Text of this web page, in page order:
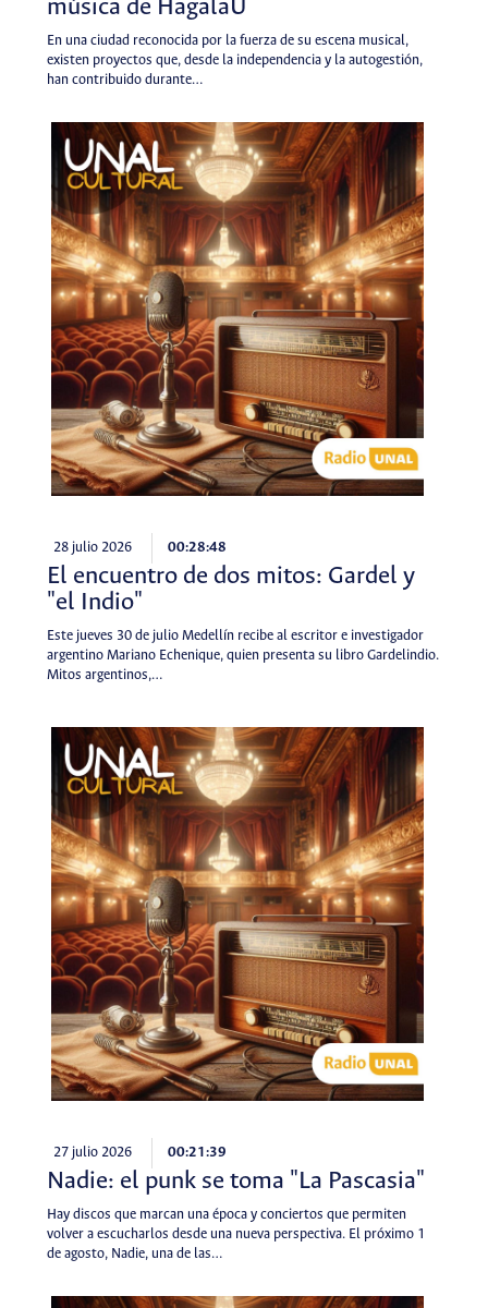
música de HagalaU
En una ciudad reconocida por la fuerza de su escena musical,
existen proyectos que, desde la independencia y la autogestión,
han contribuido durante…
28 julio 2026 00:28:48
El encuentro de dos mitos: Gardel y
"el Indio"
Este jueves 30 de julio Medellín recibe al escritor e investigador
argentino Mariano Echenique, quien presenta su libro Gardelindio.
Mitos argentinos,…
27 julio 2026 00:21:39
Nadie: el punk se toma "La Pascasia"
Hay discos que marcan una época y conciertos que permiten
volver a escucharlos desde una nueva perspectiva. El próximo 1
de agosto, Nadie, una de las…